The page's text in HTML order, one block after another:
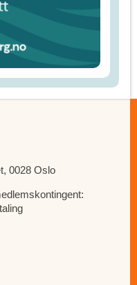
0028 Oslo